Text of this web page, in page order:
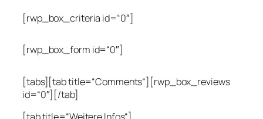
[rwp_box_criteria id=“0″]
[rwp_box_form id=“0″]
[tabs][tab title=“Comments“][rwp_box_reviews
id=“0″][/tab]